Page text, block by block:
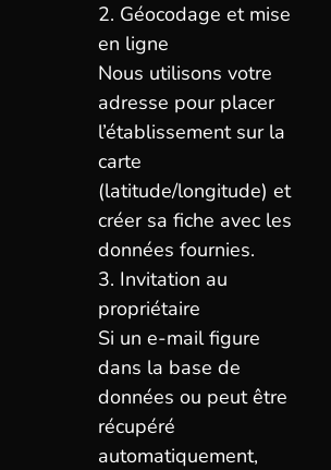
2. Géocodage et mise
en ligne
Nous utilisons votre
adresse pour placer
l’établissement sur la
carte
(latitude/longitude) et
créer sa fiche avec les
données fournies.
3. Invitation au
propriétaire
Si un e-mail figure
dans la base de
données ou peut être
récupéré
automatiquement,